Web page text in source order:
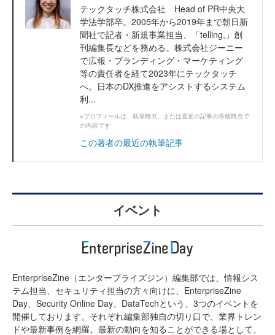
テックタッチ株式会社 Head of PR中央大
学法学部卒。2005年から2019年まで朝日新
聞社で記者・新規事業担当、「telling,」創
刊編集長などを務める。株式会社ジーニー
で広報・ブランディング・マーケティング
等の責任者を経て2023年にテックタッチ
へ。日本のDX推進をアシストするシステム
利...
※プロフィールは、執筆時点、または直近の記事の寄稿時点で
の内容です
この著者の最近の執筆記事
イベント
EnterpriseZine（エンタープライズジン）編集部では、情報シス
テム担当、セキュリティ担当の方々向けに、EnterpriseZine
Day、Security Online Day、DataTechという、3つのイベントを
開催しております。それぞれ編集部独自の切り口で、業界トレン
ドや最新事例を網羅。最新の動向を知ることができる場として、